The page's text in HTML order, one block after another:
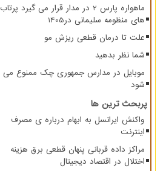
ماهواره پارس 2 در مدار قرار می گیرد پرتاب
های منظومه سلیمانی در1405
علت تا درمان قطعی ریزش مو
شما نظر بدهید
موبایل در مدارس جمهوری چک ممنوع می
شود
پربحث ترین ها
واکنش ایرانسل به ابهام درباره ی مصرف
اینترنت
مراکز داده قربانی پنهان قطعی برق هزینه
اختلال در اقتصاد دیجیتال